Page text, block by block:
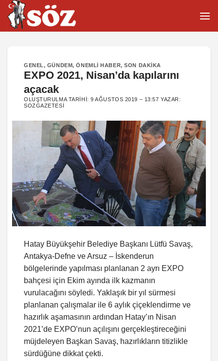
İçeriğe
atla
GENEL, GÜNDEM,ÖNEMLI HABER,SON DAKIKA
EXPO 2021, Nisan’da kapılarını
açacak
OLUŞTURULMA TARIHI:9 AĞUSTOS 2019 – 13:57 YAZAR:
SOZGAZETESI
Hatay Büyükşehir Belediye Başkanı Lütfü Savaş,
Antakya-Defne ve Arsuz – İskenderun
bölgelerinde yapılması planlanan 2 ayrı EXPO
bahçesi için Ekim ayında ilk kazmanın
vurulacağını söyledi. Yaklaşık bir yıl sürmesi
planlanan çalışmalar ile 6 aylık çiçeklendirme ve
hazırlık aşamasının ardından Hatay’ın Nisan
2021’de EXPO’nun açılışını gerçekleştireceğini
müjdeleyen Başkan Savaş, hazırlıkların titizlikle
sürdüğüne dikkat çekti.